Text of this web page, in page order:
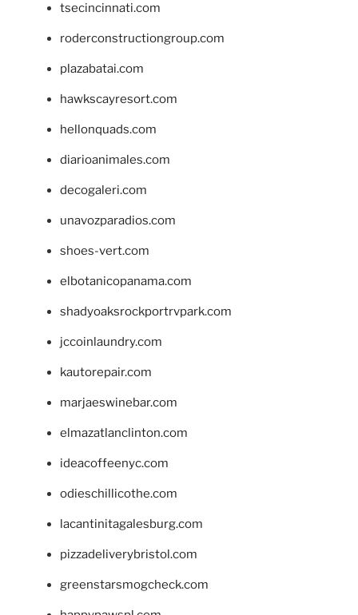
tsecincinnati.com
roderconstructiongroup.com
plazabatai.com
hawkscayresort.com
hellonquads.com
diarioanimales.com
decogaleri.com
unavozparadios.com
shoes-vert.com
elbotanicopanama.com
shadyoaksrockportrvpark.com
jccoinlaundry.com
kautorepair.com
marjaeswinebar.com
elmazatlanclinton.com
ideacoffeenyc.com
odieschillicothe.com
lacantinitagalesburg.com
pizzadeliverybristol.com
greenstarsmogcheck.com